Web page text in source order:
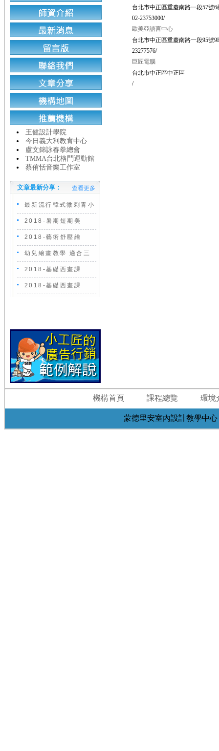
王健設計學院
今日義大利教育中心
盧文錦詠春拳總會
TMMA台北格鬥運動館
蔡侑恬音樂工作室
文章最新分享： 查看更多
最新流行韓式微刺青小
2018-暑期短期美
2018-藝術舒壓繪
幼兒繪畫教學 適合三
2018-基礎西畫課
2018-基礎西畫課
台北市中正區重慶南路一段57號6
02-23753000/
歐美亞語言中心
台北市中正區重慶南路一段95號
23277576/
巨匠電腦
台北市中正區中正區
/
機構首頁 課程總覽 環境
蒙德里安室內設計教學中